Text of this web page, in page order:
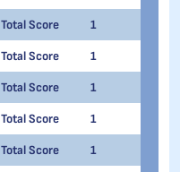
Total Score 1
Total Score 1
Total Score 1
Total Score 1
Total Score 1